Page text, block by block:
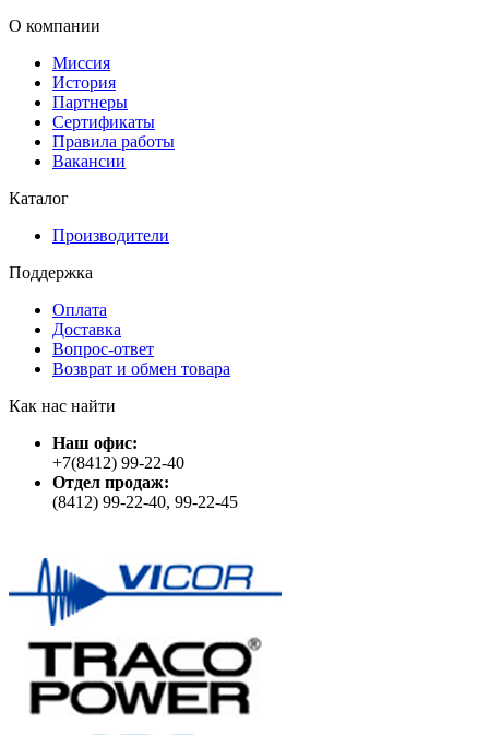
О компании
Миссия
История
Партнеры
Сертификаты
Правила работы
Вакансии
Каталог
Производители
Поддержка
Оплата
Доставка
Вопрос-ответ
Возврат и обмен товара
Как нас найти
Наш офис:
+7(8412) 99-22-40
Отдел продаж:
(8412) 99-22-40, 99-22-45